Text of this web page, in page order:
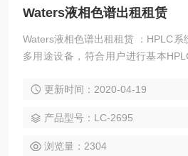
Waters液相色谱出租租赁
Waters液相色谱出租租赁 ：HPLC系
多用途设备，符合用户进行基本
域，分析领域。
更新时间：2020-04-19
产品型号：LC-2695
浏览量：2304